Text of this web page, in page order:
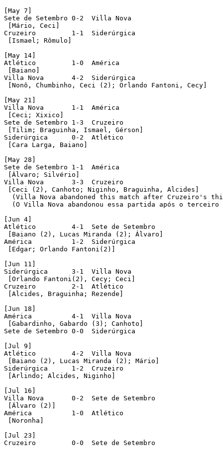
[May 7]
Sete de Setembro 0-2  Villa Nova
[Mário, Ceci]
Cruzeiro	 1-1  Siderúrgica
[Ismael; Rômulo]
[May 14]
Atlético	 1-0  América
[Baiano]
Villa Nova	 4-2  Siderúrgica
[Nonô, Chumbinho, Ceci (2); Orlando Fantoni, Cecy]
[May 21]
Villa Nova	 1-1  América
[Ceci; Xixico]
Sete de Setembro 1-3  Cruzeiro
[Tilim; Braguinha, Ismael, Gérson]
Siderúrgica	 0-2  Atlético
[Cara Larga, Baiano]
[May 28]
Sete de Setembro 1-1  América
[Álvaro; Silvério]
Villa Nova	 3-3  Cruzeiro
[Ceci (2), Canhoto; Niginho, Braguinha, Alcides]
(Villa Nova abandoned this match after Cruzeiro's
(O Villa Nova abandonou essa partida após o
[Jun 4]
Atlético	 4-1  Sete de Setembro
[Baiano (2), Lucas Miranda (2); Álvaro]
América		 1-2  Siderúrgica
[Edgar; Orlando Fantoni(2)]
[Jun 11]
Siderúrgica	 3-1  Villa Nova
[Orlando Fantoni(2), Cecy; Ceci]
Cruzeiro	 2-1  Atlético
[Alcides, Braguinha; Rezende]
[Jun 18]
América		 4-1  Villa Nova
[Gabardinho, Gabardo (3); Canhoto]
Sete de Setembro 0-0  Siderúrgica
[Jul 9]
Atlético	 4-2  Villa Nova
[Baiano (2), Lucas Miranda (2); Mário]
Siderúrgica	 1-2  Cruzeiro
[Arlindo; Alcides, Niginho]
[Jul 16]
Villa Nova	 0-2  Sete de Setembro
[Álvaro (2)]
América		 1-0  Atlético
[Noronha]
[Jul 23]
Cruzeiro	 0-0  Sete de Setembro